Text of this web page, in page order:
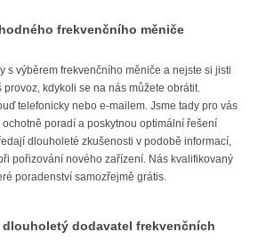
frekvenčního měniče
s výběrem frekvenčního měniče a nejste si jisti
kdykoli se na nás můžete obrátit.
telefonicky nebo e-mailem. Jsme tady pro vás
poradí a poskytnou optimální řešení
dlouholeté zkušenosti v podobě informací,
pořizování nového zařízení. Nás kvalifikovaný
poradenství samozřejmě grátis.
dlouholetý dodavatel frekvenčních